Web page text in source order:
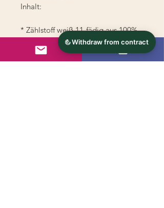
Inhalt:
* Zählstoff weiß 11-fädig aus 100%
Baumwolle
* Stickrahmen 20x16,5cm